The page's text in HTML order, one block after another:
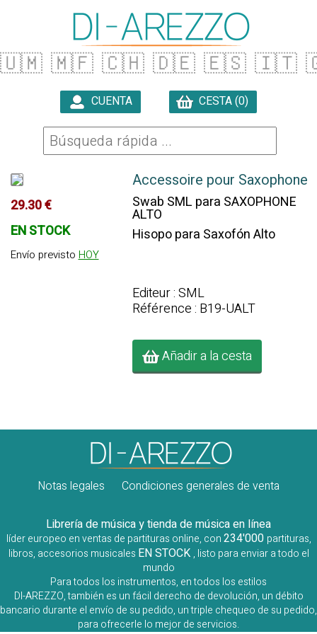
🇺🇲 🇲🇫 🇨🇭 🇩🇪 🇪🇸 🇮🇹
CUENTA CESTA (0)
29.30 €
EN STOCK
Envío previsto HOY
Accessoire pour Saxophone
Swab SML para SAXOPHONE
ALTO
Hisopo para Saxofón Alto
Editeur : SML
Référence : B19-UALT
Añadir a la cesta
Notas legales Condiciones generales de venta
Librería de música y tienda de música en línea
líder europeo en ventas de partituras online, con234'000 partituras,
libros, accesorios musicales EN STOCK , listo para enviar a todo el
mundo
Para todos los instrumentos, en todos los estilos
DI-AREZZO, también es un fácil derecho de devolución, un débito
bancario durante el envío de su pedido, un triple chequeo de su pedido,
para ofrecerle lo mejor de servicios.